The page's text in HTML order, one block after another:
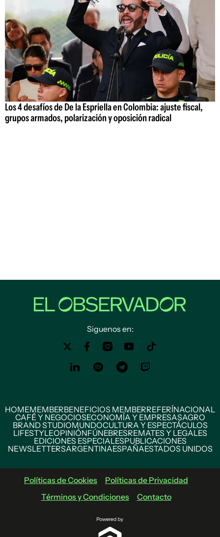
Los 4 desafíos de De la Espriella en Colombia: ajuste fiscal,
grupos armados, polarización y oposición radical
Siguenos en:
HOMEMEMBERBENEFICIOS MEMBERREFERÍNACIONAL
CAFÉ Y NEGOCIOSECONOMÍA Y EMPRESASAGRO
BRAND STUDIOMUNDOCULTURA Y ESPECTÁCULOS
LIFESTYLEOPINIÓNFÚNEBRESREMATES Y LEGALES
EDICIONES ESPECIALESPUBLICACIONES
NEWSLETTERSARGENTINAESPAÑAESTADOS UNIDOS
Políticas de Cookies
Políticas de Privacidad
Términos y Condiciones
Contacto